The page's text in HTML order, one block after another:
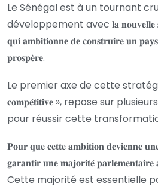
Le Sénégal est à un tournant
développement avec 𝐥𝐚 𝐧𝐨𝐮𝐯𝐞𝐥𝐥𝐞
𝐪𝐮𝐢 𝐚𝐦𝐛𝐢𝐭𝐢𝐨𝐧𝐧𝐞 𝐝𝐞 𝐜𝐨𝐧𝐬𝐭𝐫𝐮𝐢𝐫𝐞 𝐮𝐧
𝐩𝐫𝐨𝐬𝐩𝐞̀𝐫𝐞.
Le premier axe de cette
𝐜𝐨𝐦𝐩𝐞́𝐭𝐢𝐭𝐢𝐯𝐞 », repose sur
pour réussir cette
𝐏𝐨𝐮𝐫 𝐪𝐮𝐞 𝐜𝐞𝐭𝐭𝐞 𝐚𝐦𝐛𝐢𝐭𝐢𝐨𝐧 𝐝𝐞𝐯𝐢𝐞𝐧𝐧𝐞 𝐮𝐧𝐞
𝐠𝐚𝐫𝐚𝐧𝐭𝐢𝐫 𝐮𝐧𝐞 𝐦𝐚𝐣𝐨𝐫𝐢𝐭𝐞́
Cette majorité est essentielle